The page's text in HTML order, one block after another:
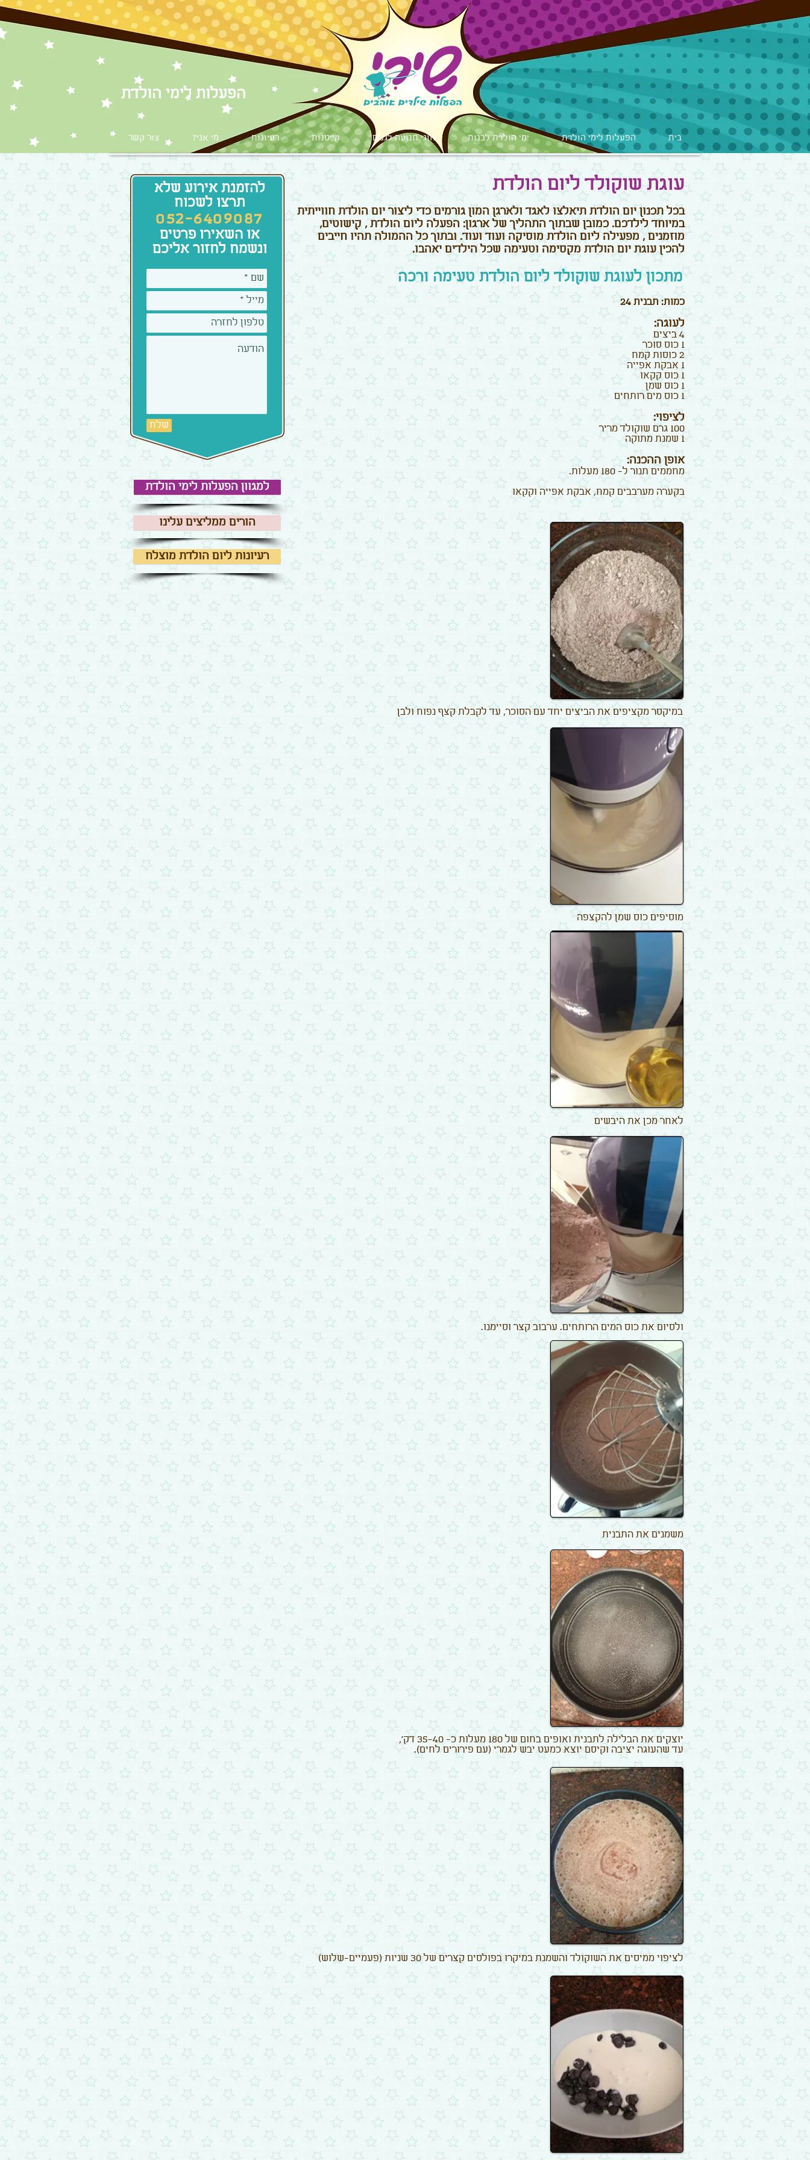
​הפעלות לימי הולדת
צור קשר ?מי אני רעיונות קייטנות חוגי תנועה לגנים ימי הולדת לבנות הפעלות לימי הולדת בית
עוגת שוקולד ליום הולדת
בכל תכנון יום הולדת תיאלצו לאגד ולארגן המון גורמים כדי ליצור יום הולדת חווייתית
במיוחד לילדכם. כמובן שבתוך התהליך של ארגון: הפעלה ליום הולדת , קישוטים,
מוזמנים , מפעילה ליום הולדת מוסיקה ועוד ועוד. ובתוך כל ההמולה תהיו חייבים
להכין עוגת יום הולדת מקסימה וטעימה שכל הילדים יאהבו.
מתכון לעוגת שוקולד ליום הולדת טעימה ורכה
למגוון הפעלות לימי הולדת
הורים ממליצים עלינו
רעיונות ליום הולדת מוצלח
כמות: תבנית 24
לעוגה:
4 ביצים
1 כוס סוכר
2 כוסות קמח
1 אבקת אפייה
1 כוס קקאו
1 כוס שמן
1 כוס מים רותחים
לציפוי:
100 גרם שוקולד מריר
1 שמנת מתוקה
אופן ההכנה:
מחממים תנור ל- 180 מעלות.
בקערה מערבבים קמח, אבקת אפייה וקקאו
במיקסר מקציפים את הביצים יחד עם הסוכר, עד לקבלת קצף נפוח ולבן
מוסיפים כוס שמן להקצפה
לאחר מכן את היבשים
ולסיום את כוס המים הרותחים. ערבוב קצר וסיימנו.
משמנים את התבנית
יוצקים את הבלילה לתבנית ואופים בחום של 180 מעלות כ- 35-40 דק',
עד שהעוגה יציבה וקיסם יוצא כמעט יבש לגמרי (עם פירורים לחים).
לציפוי ממיסים את השוקולד והשמנת במיקרו בפולסים קצרים של 30 שניות (פעמיים-שלוש)
להזמנת אירוע שלא
תרצו לשכוח
052-6409087
או השאירו פרטים
ונשמח לחזור אליכם​
שלח